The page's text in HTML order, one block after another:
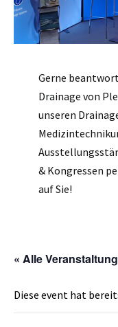
Kontakt
Gerne
Drainage von
unseren
& Kongressen
auf Sie!
« Alle
Diese event hat